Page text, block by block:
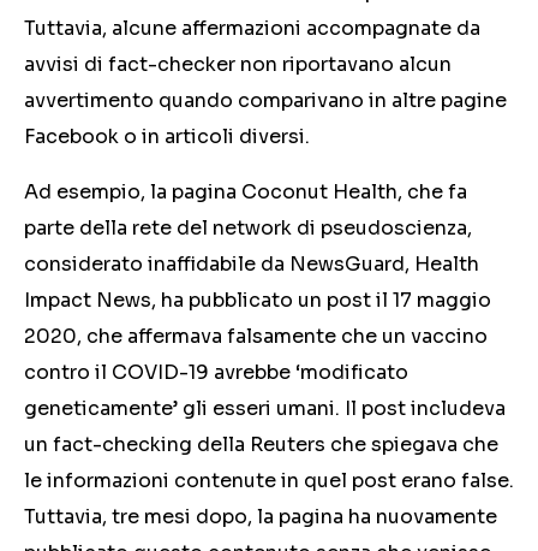
Tuttavia, alcune affermazioni accompagnate da
avvisi di fact-checker non riportavano alcun
avvertimento quando comparivano in altre pagine
Facebook o in articoli diversi.
Ad esempio, la pagina Coconut Health, che fa
parte della rete del network di pseudoscienza,
considerato inaffidabile da NewsGuard, Health
Impact News, ha pubblicato un post il 17 maggio
2020, che affermava falsamente che un vaccino
contro il COVID-19 avrebbe ‘modificato
geneticamente’ gli esseri umani. Il post includeva
un fact-checking della Reuters che spiegava che
le informazioni contenute in quel post erano false.
Tuttavia, tre mesi dopo, la pagina ha nuovamente